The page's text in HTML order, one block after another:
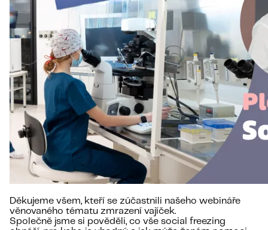
Děkujeme všem, kteří se zúčastnili našeho webináře
věnovaného tématu zmrazení vajíček.
Společně jsme si pověděli, co vše social freezing